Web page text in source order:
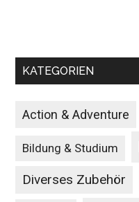
KATEGORIEN
Action & Adventure
Bildung & Studium
Diverses Zubehör